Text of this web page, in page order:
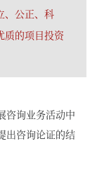
、公正、科
的项目投资
咨询业务活动中
出咨询论证的结